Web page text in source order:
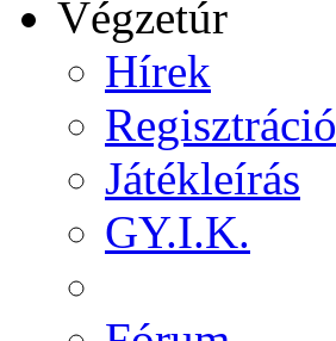
Végzetúr
Hírek
Regisztráció
Játékleírás
GY.I.K.